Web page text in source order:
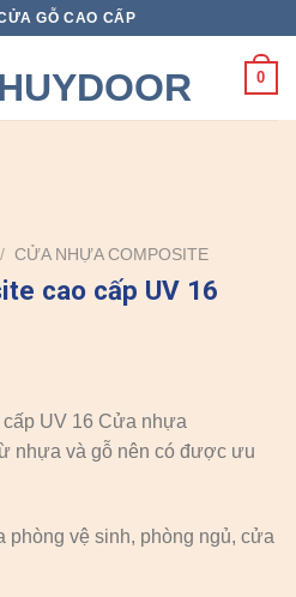
GỖ CAO CẤP
0
/ CỬA NHỰA COMPOSITE
cao cấp UV 16
UV 16 Cửa nhựa
nhựa và gỗ nên có được ưu
vệ sinh, phòng ngủ, cửa